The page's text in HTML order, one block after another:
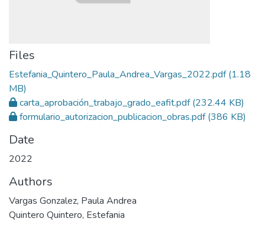
Files
Estefania_Quintero_Paula_Andrea_Vargas_2022.pdf(1.18
MB)
carta_aprobación_trabajo_grado_eafit.pdf(232.44 KB)
formulario_autorizacion_publicacion_obras.pdf(386 KB)
Date
2022
Authors
Vargas Gonzalez, Paula Andrea
Quintero Quintero, Estefania